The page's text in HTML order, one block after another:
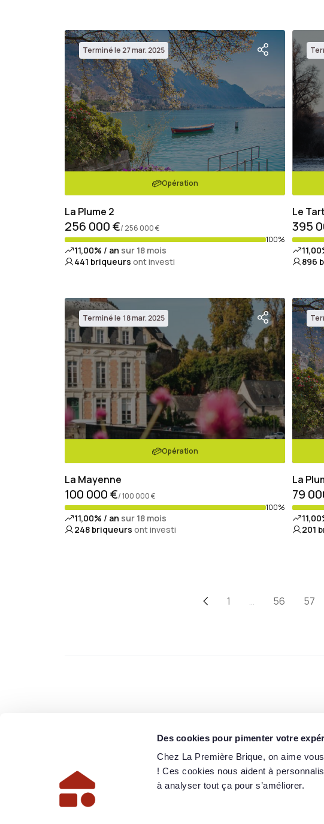
Des cookies pour pimenter votre
Chez La Première Brique, on aime
! Ces cookies nous aident à
à analyser tout ça pour s’améliorer.
Terminé le 27 mar. 2025
Opération
La Plume 2
256 000 €/ 256 000 €
100%
11,00% / an sur 18 mois
441 briqueurs ont investi
Le
395
896
Terminé le 18 mar. 2025
Opération
La Mayenne
100 000 €/ 100 000 €
100%
11,00% / an sur 18 mois
248 briqueurs ont investi
La
79
201
1 … 56 57
Investir présente des risques, dont celui de perte totale ou